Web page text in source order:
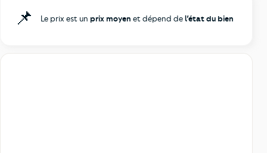
📌 Le prix est un prix moyen et dépend del’état du bien